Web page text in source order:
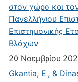
στον χώρο και
Πανελλήνιου
Επιστημονικής
Βλάχων
20 Νοεμβρίου
Gkantia, E., &